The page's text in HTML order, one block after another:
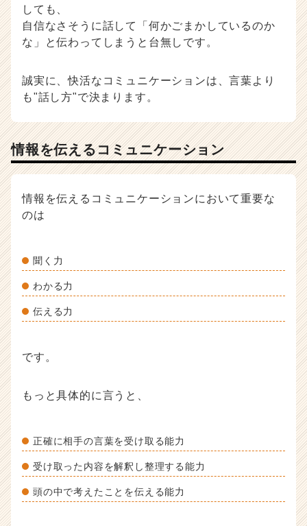
しても、
自信なさそうに話して「何かごまかしているのか
な」と伝わってしまうと台無しです。
誠実に、快活なコミュニケーションは、言葉より
も"話し方"で決まります。
情報を伝えるコミュニケーション
情報を伝えるコミュニケーションにおいて重要な
のは
聞く力
わかる力
伝える力
です。
もっと具体的に言うと、
正確に相手の言葉を受け取る能力
受け取った内容を解釈し整理する能力
頭の中で考えたことを伝える能力